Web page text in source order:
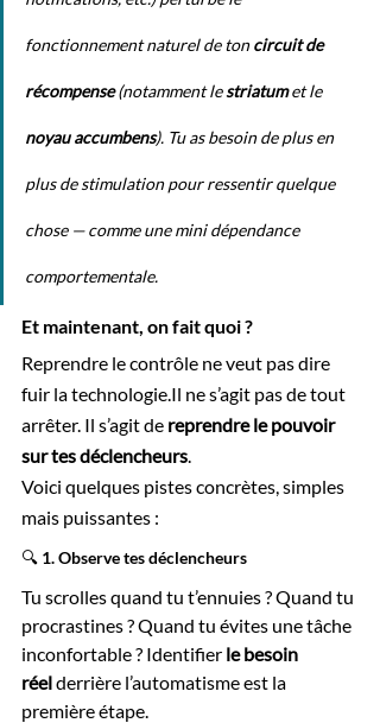
fonctionnement naturel de ton circuit de
récompense (notamment le striatum et le
noyau accumbens). Tu as besoin de plus en
plus de stimulation pour ressentir quelque
chose — comme une mini dépendance
comportementale.
Et maintenant, on fait quoi ?
Reprendre le contrôle ne veut pas dire
fuir la technologie.Il ne s’agit pas de tout
arrêter. Il s’agit de reprendre le pouvoir
sur tes déclencheurs
Voici quelques pistes concrètes, simples
mais puissantes :
🔍 1. Observe tes déclencheurs
Tu scrolles quand tu t’ennuies ? Quand tu
procrastines ? Quand tu évites une tâche
inconfortable ? Identifier le besoin
réel derrière l’automatisme est la
première étape.